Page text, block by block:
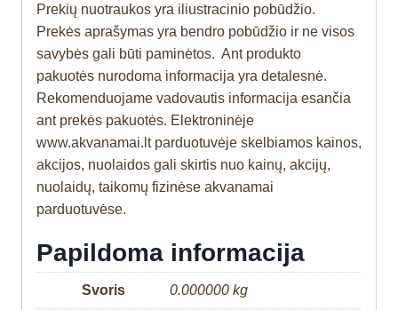
Prekių nuotraukos yra iliustracinio pobūdžio.
Prekės aprašymas yra bendro pobūdžio ir ne visos
savybės gali būti paminėtos. Ant produkto
pakuotės nurodoma informacija yra detalesnė.
Rekomenduojame vadovautis informacija esančia
ant prekės pakuotės. Elektroninėje
www.akvanamai.lt parduotuvėje skelbiamos kainos,
akcijos, nuolaidos gali skirtis nuo kainų, akcijų,
nuolaidų, taikomų fizinėse akvanamai
parduotuvėse.
Papildoma informacija
Svoris 0.000000 kg